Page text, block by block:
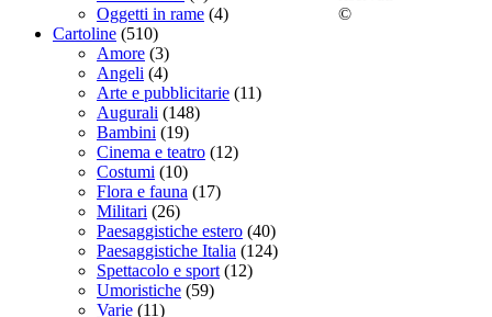
Oggetti in rame (4)
Cartoline (510)
Amore (3)
Angeli (4)
Arte e pubblicitarie (11)
Augurali (148)
Bambini (19)
Cinema e teatro (12)
Costumi (10)
Flora e fauna (17)
Militari (26)
Paesaggistiche estero (40)
Paesaggistiche Italia (124)
Spettacolo e sport (12)
Umoristiche (59)
Varie (11)
©